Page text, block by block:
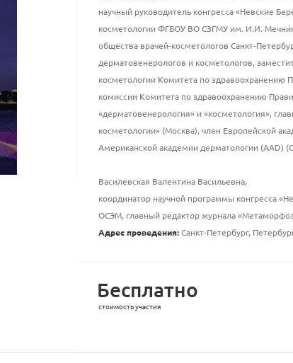
научный руководитель конгресса «Невские
косметологии ФГБОУ ВО СЗГМУ им. И.И.
общества врачей-косметологов Санкт-
дерматовенерологов и косметологов,
косметологии Комитета по здравоохранению
комиссии Комитета по здравоохранению
«дерматовенерология» и «косметология»,
косметологии» (Москва), член Европейской
Американской академии дерматологии (AAD)
Василевская Валентина Васильевна,
координатор научной программы конгресса
ОСЭМ, главный редактор журнала
Адрес проведения:Санкт-Петербург,
Бесплатно
стоимость участия